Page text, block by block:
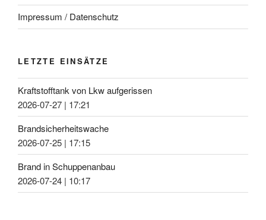
Impressum / Datenschutz
LETZTE EINSÄTZE
Kraftstofftank von Lkw aufgerissen
2026-07-27 | 17:21
Brandsicherheitswache
2026-07-25 | 17:15
Brand in Schuppenanbau
2026-07-24 | 10:17